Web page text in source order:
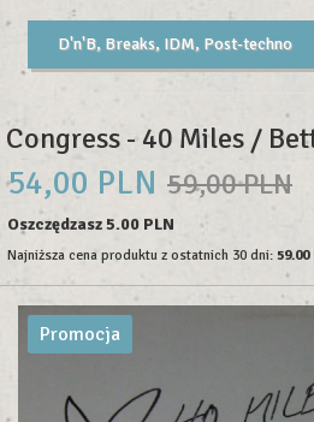
D'n'B, Breaks, IDM, Post-techno
Congress - 40 Miles /
54,00 PLN 59,00 PLN
Oszczędzasz 5.00 PLN
Najniższa cena produktu z ostatnich 30 dni: 59.00
Promocja